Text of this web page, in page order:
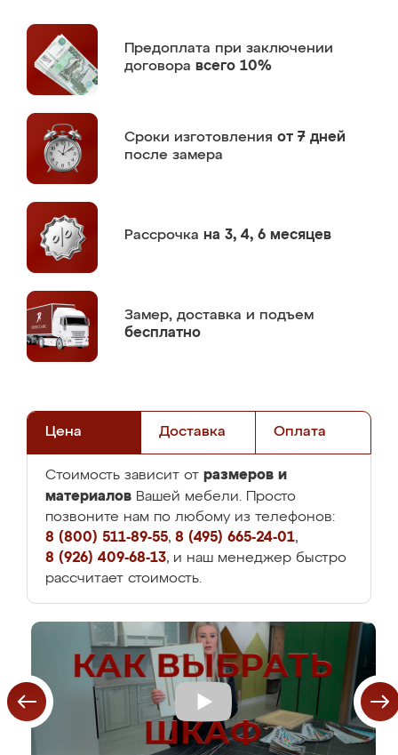
Предоплата при заключении
договора всего 10%
Сроки изготовления от 7 дней
после замера
Рассрочка на 3, 4, 6 месяцев
Замер, доставка и подъем
бесплатно
Цена Доставка Оплата
Стоимость зависит от размеров и
материалов Вашей мебели. Просто
позвоните нам по любому из телефонов:
8 (800) 511-89-55, 8 (495) 665-24-01,
8 (926) 409-68-13, и наш менеджер быстро
рассчитает стоимость.